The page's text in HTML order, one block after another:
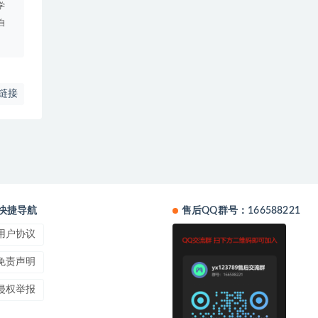
接
捷导航
户协议
责声明
权举报
售后QQ群号：166588221